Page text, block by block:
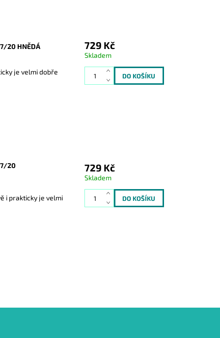
20 HNĚDÁ
je velmi dobře
729 Kč
Skladem
20
i prakticky je velmi
729 Kč
Skladem